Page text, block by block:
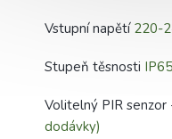
Vstupní napětí 220-
Stupeň těsnosti IP65
Volitelný PIR senzor
dodávky)